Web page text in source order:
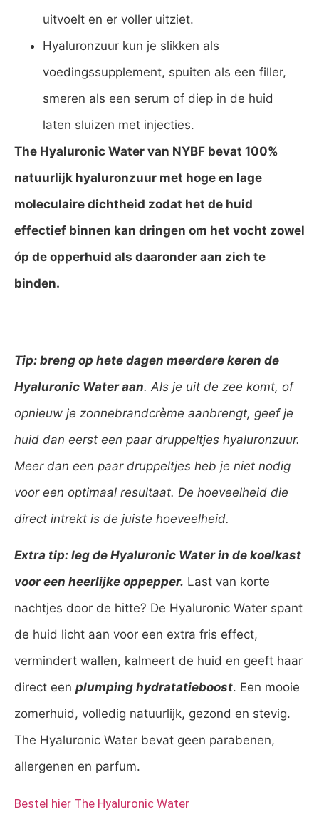
uitvoelt en er voller uitziet.
Hyaluronzuur kun je slikken als
voedingssupplement, spuiten als een filler,
smeren als een serum of diep in de huid
laten sluizen met injecties.
The Hyaluronic Water van NYBF bevat 100%
natuurlijk hyaluronzuur met hoge en lage
moleculaire dichtheid zodat het de huid
effectief binnen kan dringen om het vocht zowel
óp de opperhuid als daaronder aan zich te
binden.
Tip: breng op hete dagen meerdere keren de
Hyaluronic Water aan. Als je uit de zee komt, of
opnieuw je zonnebrandcrème aanbrengt, geef je
huid dan eerst een paar druppeltjes hyaluronzuur.
Meer dan een paar druppeltjes heb je niet nodig
voor een optimaal resultaat. De hoeveelheid die
direct intrekt is de juiste hoeveelheid.
Extra tip: leg de Hyaluronic Water in de koelkast
voor een heerlijke oppepper. Last van korte
nachtjes door de hitte? De Hyaluronic Water spant
de huid licht aan voor een extra fris effect,
vermindert wallen, kalmeert de huid en geeft haar
direct een plumping hydratatieboost. Een mooie
zomerhuid, volledig natuurlijk, gezond en stevig.
The Hyaluronic Water bevat geen parabenen,
allergenen en parfum.
Bestel hier The Hyaluronic Water